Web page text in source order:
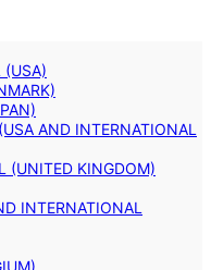
(USA)
AND INTERNATIONAL
(UNITED KINGDOM)
INTERNATIONAL